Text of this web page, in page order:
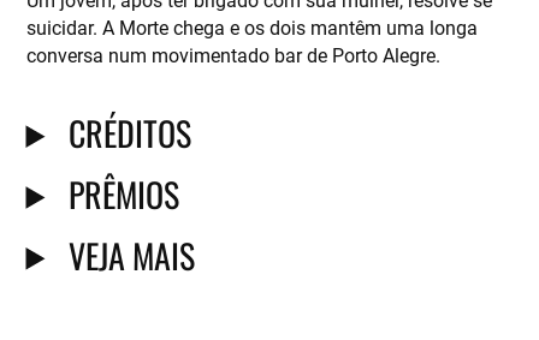
suicidar. A Morte chega e os dois mantêm uma longa
conversa num movimentado bar de Porto Alegre.
CRÉDITOS
PRÊMIOS
VEJA MAIS